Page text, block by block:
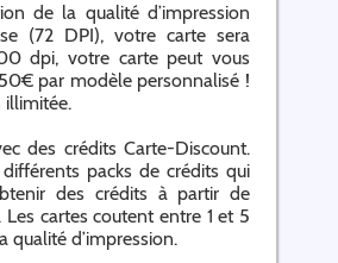
de la qualité d’impression
(72 DPI), votre carte sera
dpi, votre carte peut vous
par modèle personnalisé !
illimitée.
des crédits Carte-Discount.
packs de crédits qui
des crédits à partir de
cartes coutent entre 1 et 5
qualité d’impression.